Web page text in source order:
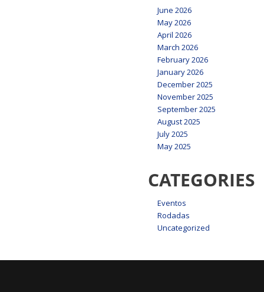
June 2026
May 2026
April 2026
March 2026
February 2026
January 2026
December 2025
November 2025
September 2025
August 2025
July 2025
May 2025
CATEGORIES
Eventos
Rodadas
Uncategorized